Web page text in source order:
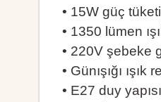
• 15W güç
• 1350 lümen
• 220V şebeke
• Günışığı
• E27 duy